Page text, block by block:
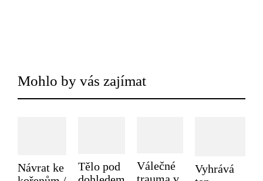
Mohlo by vás zajímat
Návrat ke
Tělo pod
Válečné
Vyhrává